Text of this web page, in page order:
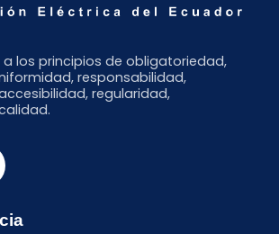
los principios de obligatoriedad,
responsabilidad,
regularidad,